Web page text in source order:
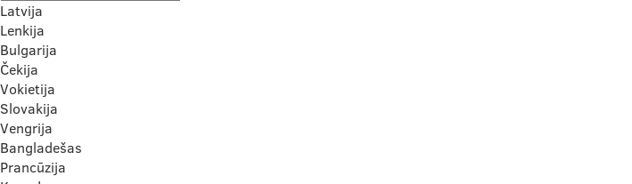
Latvija
Lenkija
Bulgarija
Čekija
Vokietija
Slovakija
Vengrija
Bangladešas
Prancūzija